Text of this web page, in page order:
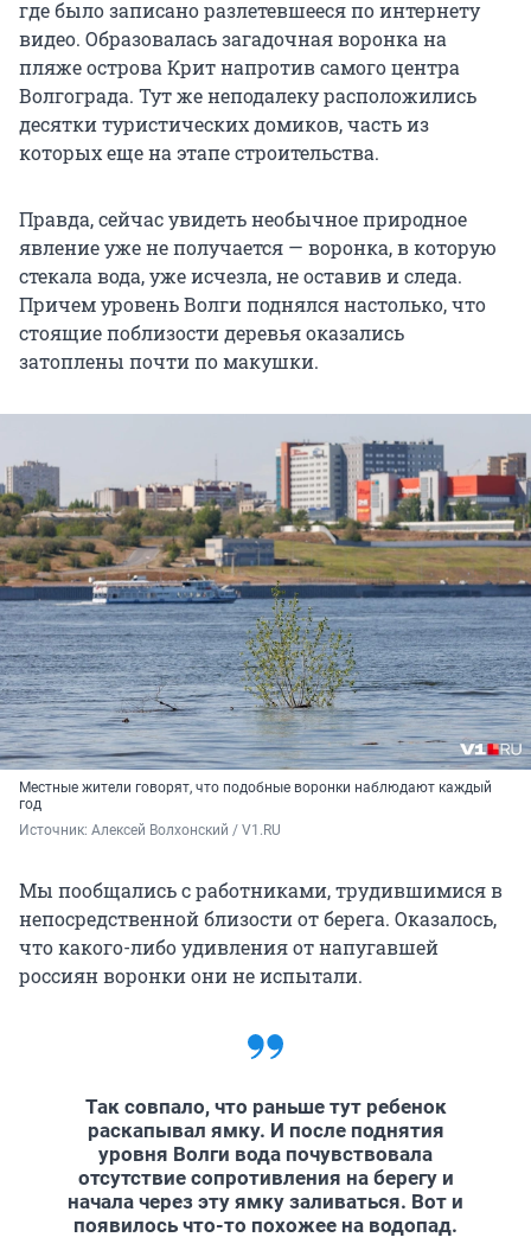
где было записано разлетевшееся по интернету
видео. Образовалась загадочная воронка на
пляже острова Крит напротив самого центра
Волгограда. Тут же неподалеку расположились
десятки туристических домиков, часть из
которых еще на этапе строительства.
Правда, сейчас увидеть необычное природное
явление уже не получается — воронка, в которую
стекала вода, уже исчезла, не оставив и следа.
Причем уровень Волги поднялся настолько, что
стоящие поблизости деревья оказались
затоплены почти по макушки.
Местные жители говорят, что подобные воронки наблюдают каждый
год
Источник: Алексей Волхонский / V1.RU
Мы пообщались с работниками, трудившимися в
непосредственной близости от берега. Оказалось,
что какого-либо удивления от напугавшей
россиян воронки они не испытали.
Так совпало, что раньше тут ребенок
раскапывал ямку. И после поднятия
уровня Волги вода почувствовала
отсутствие сопротивления на берегу и
начала через эту ямку заливаться. Вот и
появилось что-то похожее на водопад.